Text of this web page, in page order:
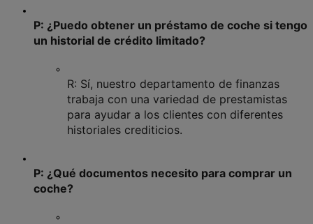
P: ¿Puedo obtener un préstamo de coche si tengo
un historial de crédito limitado?
R: Sí, nuestro departamento de finanzas
trabaja con una variedad de prestamistas
para ayudar a los clientes con diferentes
historiales crediticios.
P: ¿Qué documentos necesito para comprar un
coche?